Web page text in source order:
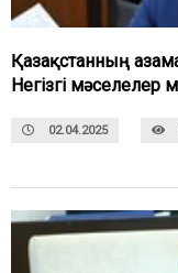
Қазақстанның
Негізгі
02.04.2025